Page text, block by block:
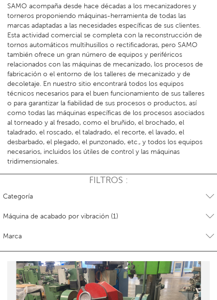
SAMO acompaña desde hace décadas a los mecanizadores y
torneros proponiendo máquinas-herramienta de todas las
marcas adaptadas a las necesidades específicas de sus clientes.
Esta actividad comercial se completa con la reconstrucción de
tornos automáticos multihusillos o rectificadoras, pero SAMO
también ofrece un gran número de equipos y periféricos
relacionados con las máquinas de mecanizado, los procesos de
fabricación o el entorno de los talleres de mecanizado y de
decoletaje. En nuestro sitio encontrará todos los equipos
técnicos necesarios para el buen funcionamiento de sus talleres
o para garantizar la fiabilidad de sus procesos o productos, así
como todas las máquinas específicas de los procesos asociados
al torneado y al fresado, como el bruñido, el brochado, el
taladrado, el roscado, el taladrado, el recorte, el lavado, el
desbarbado, el plegado, el punzonado, etc., y todos los equipos
necesarios, incluidos los útiles de control y las máquinas
tridimensionales.
FILTROS :